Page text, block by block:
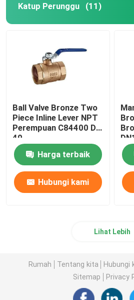
Katup Perunggu (11)
Ball Valve Bronze Two
Piece Inline Lever NPT
Perempuan C84400 DN
40
Harga terbaik
Hubungi kami
Lihat Lebih
Rumah Tentang kita Hubungi
Sitemap
Privacy